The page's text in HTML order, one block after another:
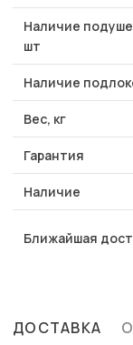
Наличие
шт
Наличие
Вес, кг
Гарантия
Наличие
Ближайшая
ДОСТАВКА